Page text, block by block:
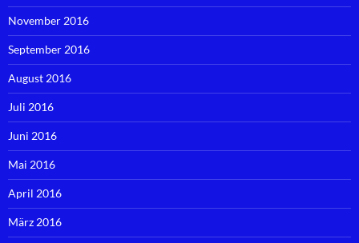
November 2016
September 2016
August 2016
Juli 2016
Juni 2016
Mai 2016
April 2016
März 2016